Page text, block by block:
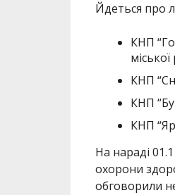
Йдеться про
КНП
міської
КНП
КНП
КНП
На нараді
охорони
обговорили